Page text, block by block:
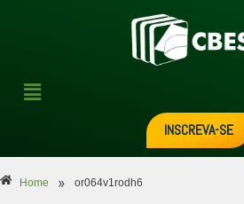
INSCREVA-SE
Home » or064v1rodh6